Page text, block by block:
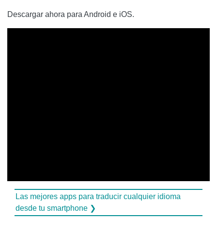
Descargar ahora para Android e iOS.
Las mejores apps para traducir cualquier idioma
desde tu smartphone ❯